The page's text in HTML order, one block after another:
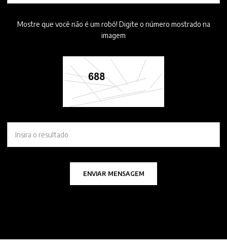
Mostre que você não é um robô! Digite o número mostrado na
imagem
ENVIAR MENSAGEM